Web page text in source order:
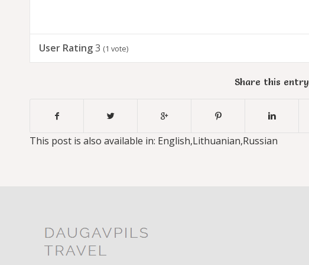
User Rating3 (1 vote)
Share this entry
This post is also available in: English Lithuanian Russian